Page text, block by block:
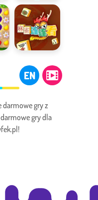
Bubble Hit
Connect
EN
darmowe gry z
gry dla